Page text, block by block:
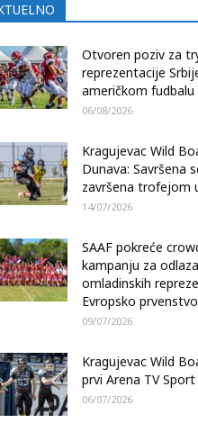
Otvoren poziv za
reprezentacije
američkom fudbalu
06/08/2026
Kragujevac Wild
Dunava: Savršena
završena trofejom
14/07/2026
SAAF pokreće
kampanju za
omladinskih
Evropsko prvenstvo
09/07/2026
Kragujevac Wild
prvi Arena TV
06/07/2026